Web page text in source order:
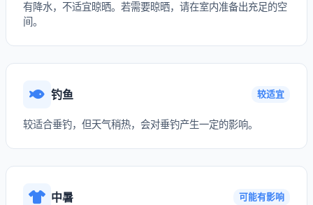
有降水，不适宜晾晒。若需要晾晒，请在室内准备出充足的空
间。
钓鱼 较适宜
较适合垂钓，但天气稍热，会对垂钓产生一定的影响。
中暑 可能有影响